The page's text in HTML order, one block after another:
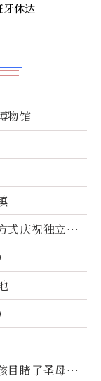
物馆
庆祝独立日2
目睹了圣母显
牙休达